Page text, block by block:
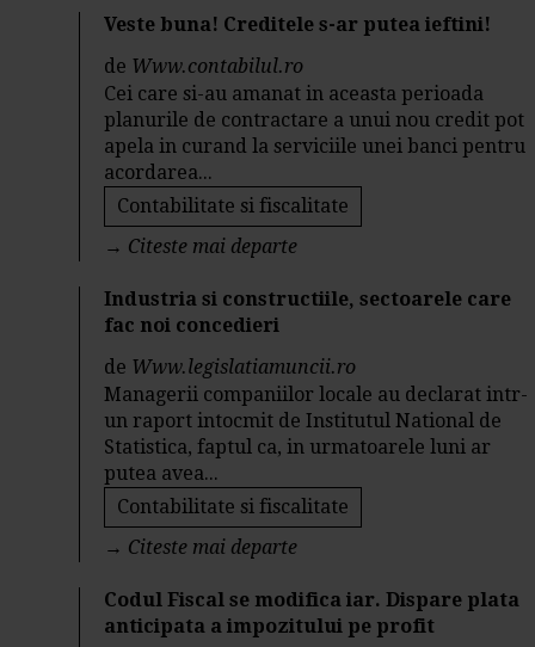
Veste buna! Creditele s-ar putea ieftini!
de Www.contabilul.ro
Cei care si-au amanat in aceasta perioada
planurile de contractare a unui nou credit pot
apela in curand la serviciile unei banci pentru
acordarea...
Contabilitate si fiscalitate
→ Citeste mai departe
Industria si constructiile, sectoarele care
fac noi concedieri
de Www.legislatiamuncii.ro
Managerii companiilor locale au declarat intr-
un raport intocmit de Institutul National de
Statistica, faptul ca, in urmatoarele luni ar
putea avea...
Contabilitate si fiscalitate
→ Citeste mai departe
Codul Fiscal se modifica iar. Dispare plata
anticipata a impozitului pe profit